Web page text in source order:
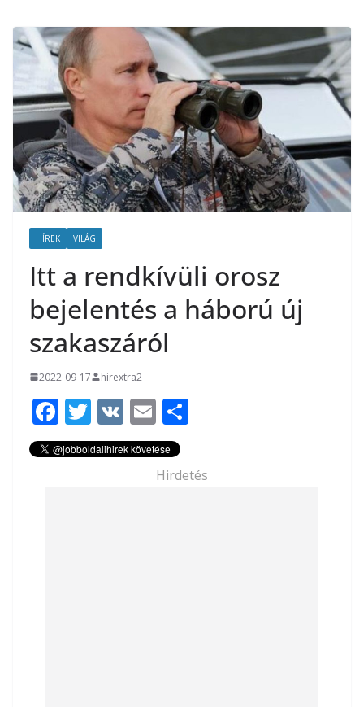
HÍREK VILÁG
Itt a rendkívüli orosz
bejelentés a háború új
szakaszáról
2022-09-17 hirextra2
F
ac
e
T
w
itt
V
K
E
m
ai
l
za
m
Hirdetés